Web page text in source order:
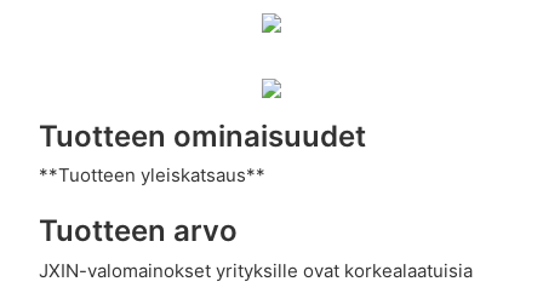
Tuotteen ominaisuudet
**Tuotteen yleiskatsaus**
Tuotteen arvo
JXIN-valomainokset yrityksille ovat korkealaatuisia